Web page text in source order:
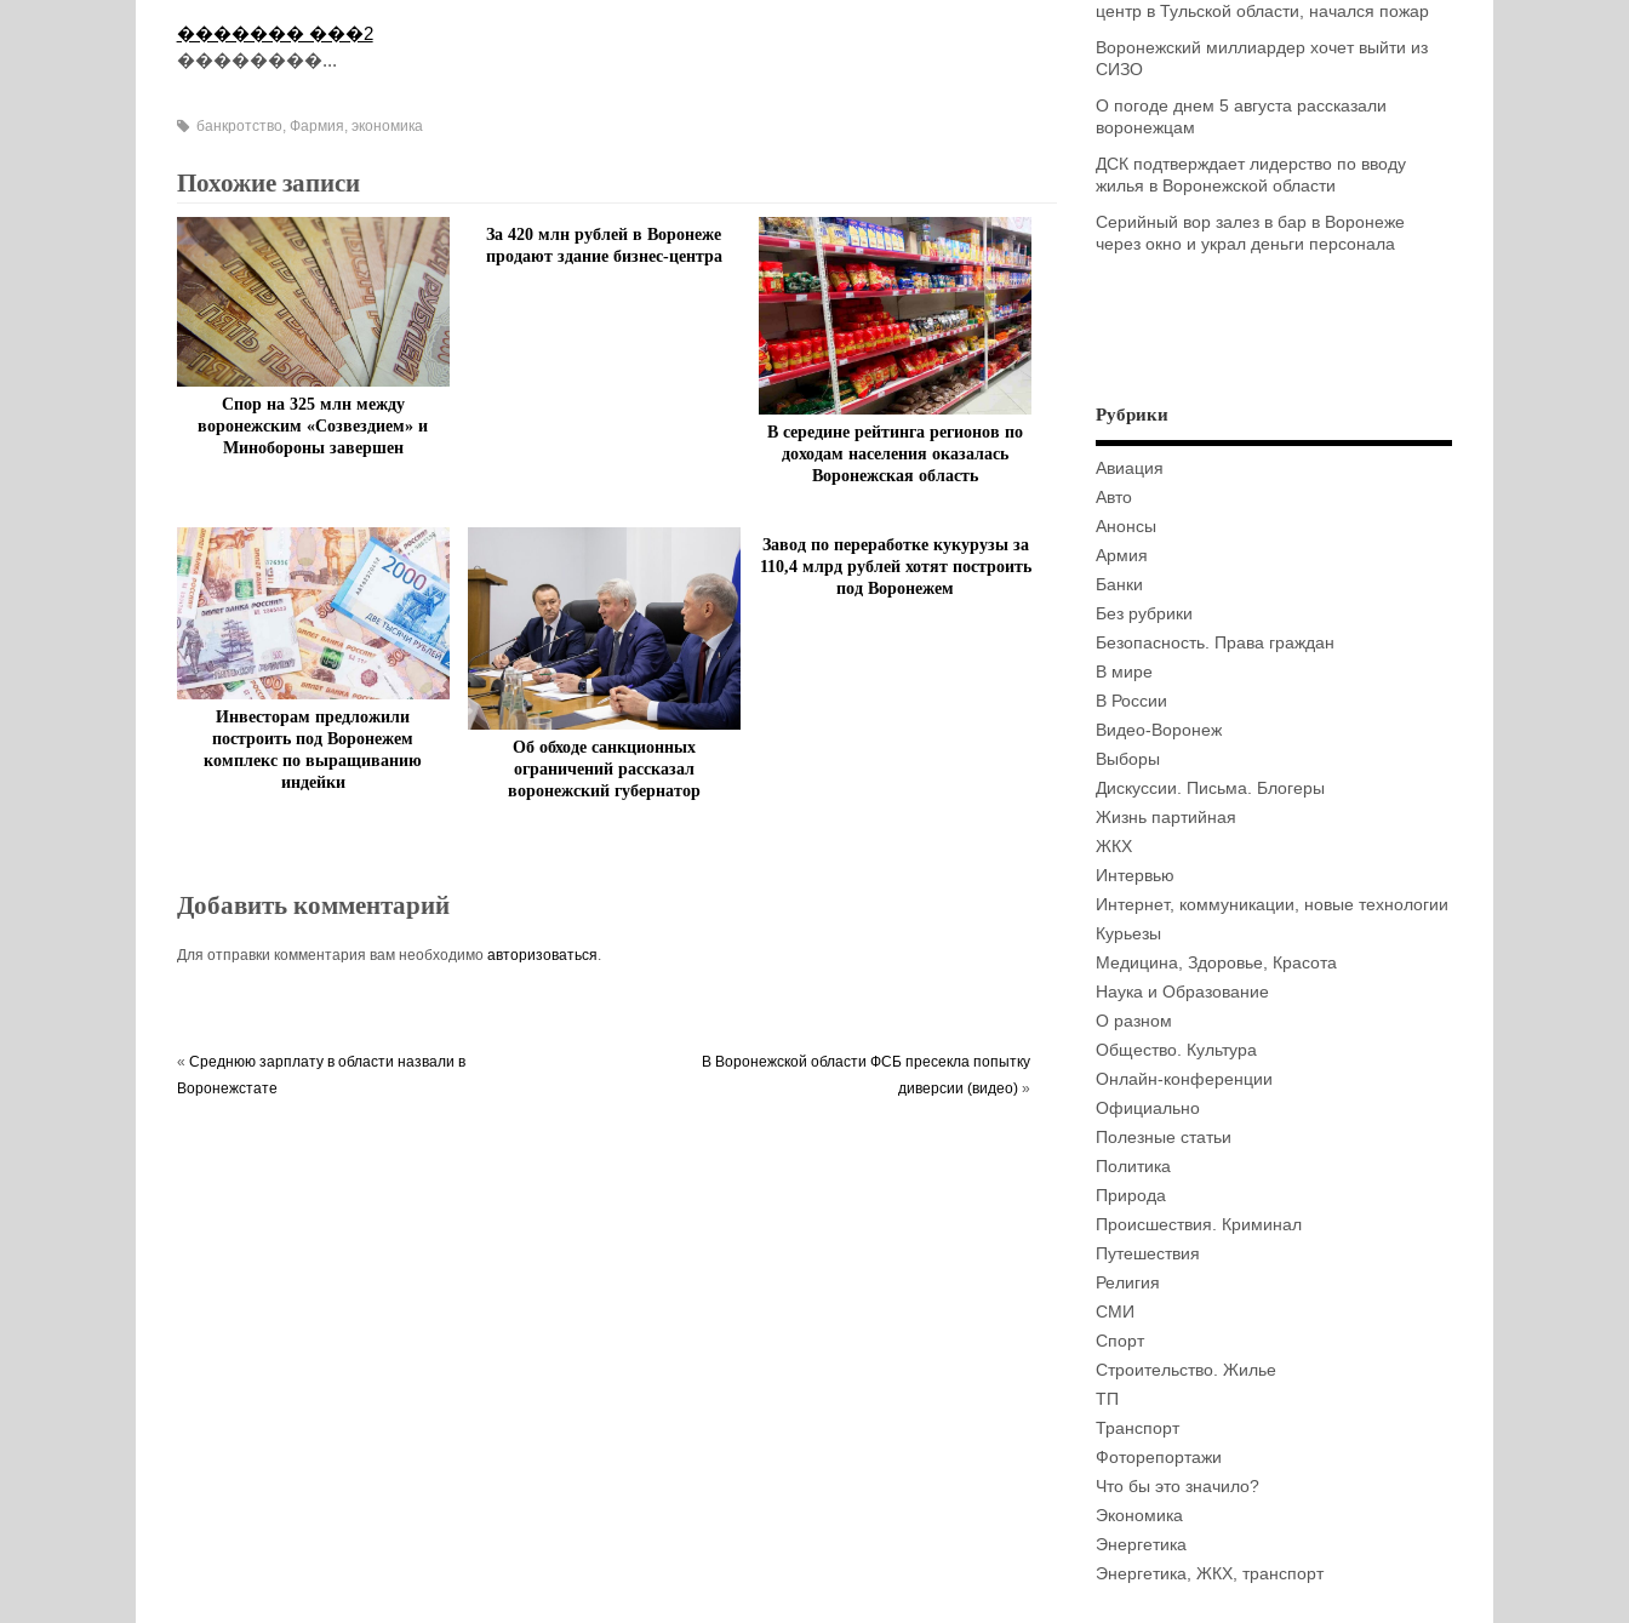
������� ���2
��������...
банкротство, Фармия, экономика
Похожие записи
Спор на 325 млн между
воронежским «Созвездием» и
Минобороны завершен
За 420 млн рублей в Воронеже
продают здание бизнес-центра
В середине рейтинга регионов по
доходам населения оказалась
Воронежская область
Инвесторам предложили
построить под Воронежем
комплекс по выращиванию
индейки
Об обходе санкционных
ограничений рассказал
воронежский губернатор
Завод по переработке кукурузы за
110,4 млрд рублей хотят построить
под Воронежем
Добавить комментарий
Для отправки комментария вам необходимо авторизоваться.
« Среднюю зарплату в области назвали в
Воронежстате
В Воронежской области ФСБ пресекла попытку
диверсии (видео) »
центр в Тульской области, начался пожар
Воронежский миллиардер хочет выйти из
СИЗО
О погоде днем 5 августа рассказали
воронежцам
ДСК подтверждает лидерство по вводу
жилья в Воронежской области
Серийный вор залез в бар в Воронеже
через окно и украл деньги персонала
Рубрики
Авиация
Авто
Анонсы
Армия
Банки
Без рубрики
Безопасность. Права граждан
В мире
В России
Видео-Воронеж
Выборы
Дискуссии. Письма. Блогеры
Жизнь партийная
ЖКХ
Интервью
Интернет, коммуникации, новые технологии
Курьезы
Медицина, Здоровье, Красота
Наука и Образование
О разном
Общество. Культура
Онлайн-конференции
Официально
Полезные статьи
Политика
Природа
Происшествия. Криминал
Путешествия
Религия
СМИ
Спорт
Строительство. Жилье
ТП
Транспорт
Фоторепортажи
Что бы это значило?
Экономика
Энергетика
Энергетика, ЖКХ, транспорт